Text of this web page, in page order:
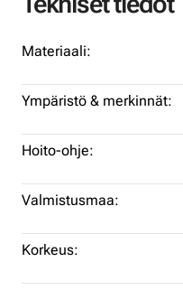
Materiaali:
Ympäristö & merkinnät:
Hoito-ohje:
Valmistusmaa:
Korkeus: